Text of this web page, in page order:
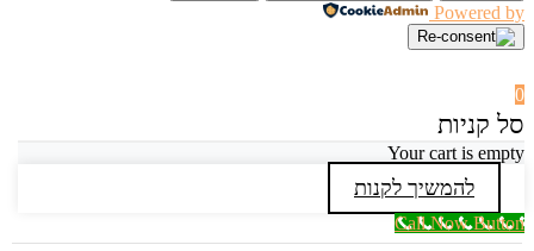
Powered by
0
סל קניות
Your cart is empty
להמשיך לקנות
Call Now Button